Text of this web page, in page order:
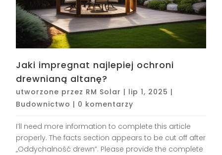
Jaki impregnat najlepiej ochroni
drewnianą altanę?
utworzone przez RM Solar | lip 1, 2025 |
Budownictwo | 0 komentarzy
I’ll need more information to complete this article
properly. The facts section appears to be cut off after
„Oddychalność drewn”. Please provide the complete